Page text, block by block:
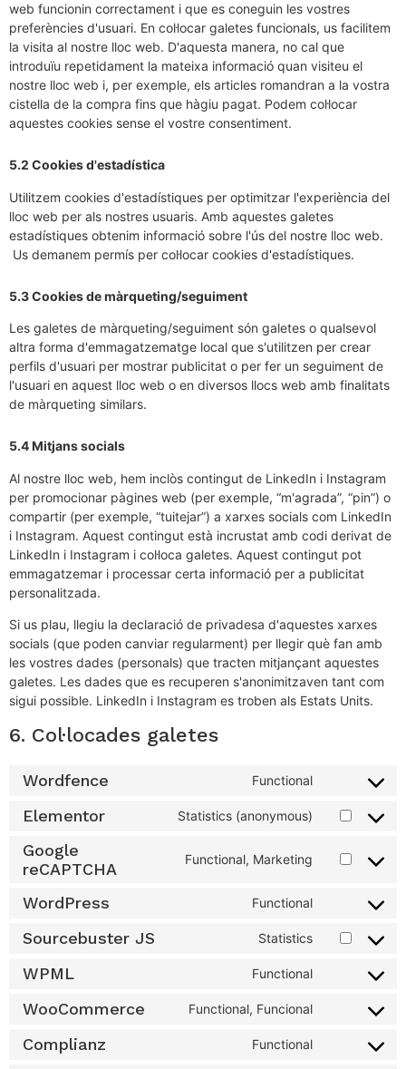
web funcionin correctament i que es coneguin les vostres
preferències d'usuari. En col·locar galetes funcionals, us facilitem
la visita al nostre lloc web. D'aquesta manera, no cal que
introduïu repetidament la mateixa informació quan visiteu el
nostre lloc web i, per exemple, els articles romandran a la vostra
cistella de la compra fins que hàgiu pagat. Podem col·locar
aquestes cookies sense el vostre consentiment.
5.2 Cookies d'estadística
Utilitzem cookies d'estadístiques per optimitzar l'experiència del
lloc web per als nostres usuaris. Amb aquestes galetes
estadístiques obtenim informació sobre l'ús del nostre lloc web.
Us demanem permís per col·locar cookies d'estadístiques.
5.3 Cookies de màrqueting/seguiment
Les galetes de màrqueting/seguiment són galetes o qualsevol
altra forma d'emmagatzematge local que s'utilitzen per crear
perfils d'usuari per mostrar publicitat o per fer un seguiment de
l'usuari en aquest lloc web o en diversos llocs web amb finalitats
de màrqueting similars.
5.4 Mitjans socials
Al nostre lloc web, hem inclòs contingut de LinkedIn i Instagram
per promocionar pàgines web (per exemple, “m'agrada”, “pin”) o
compartir (per exemple, “tuitejar”) a xarxes socials com LinkedIn
i Instagram. Aquest contingut està incrustat amb codi derivat de
LinkedIn i Instagram i col·loca galetes. Aquest contingut pot
emmagatzemar i processar certa informació per a publicitat
personalitzada.
Si us plau, llegiu la declaració de privadesa d'aquestes xarxes
socials (que poden canviar regularment) per llegir què fan amb
les vostres dades (personals) que tracten mitjançant aquestes
galetes. Les dades que es recuperen s'anonimitzaven tant com
sigui possible. LinkedIn i Instagram es troben als Estats Units.
6. Col·locades galetes
Wordfence Functional
Elementor Statistics (anonymous)
Google
reCAPTCHA
Functional, Marketing
WordPress Functional
Sourcebuster JS Statistics
WPML Functional
WooCommerce Functional, Funcional
Complianz Functional